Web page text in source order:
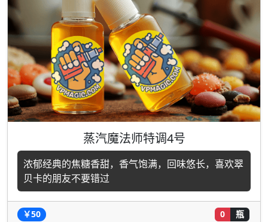
蒸汽魔法师特调4号
浓郁经典的焦糖香甜，香气饱满，回味悠长，喜欢翠
贝卡的朋友不要错过
￥50 0 瓶